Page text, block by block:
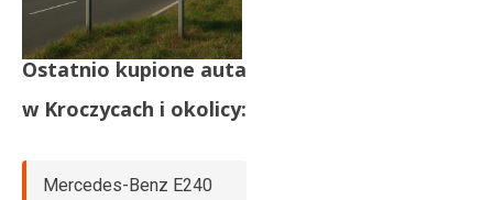
Ostatnio kupione auta
w Kroczycach i okolicy:
Mercedes-Benz E240